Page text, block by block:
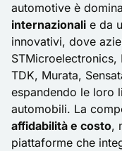
automotive è
internazionali e da
innovativi, dove
STMicroelectronics,
TDK, Murata,
espandendo le loro
automobili. La
affidabilità e costo,
piattaforme che